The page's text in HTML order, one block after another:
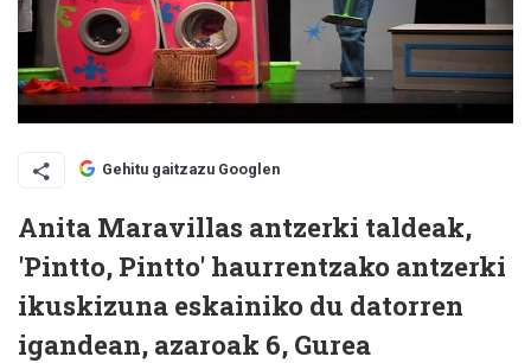
Gehitu gaitzazu Googlen
Anita Maravillas antzerki taldeak,
'Pintto, Pintto' haurrentzako antzerki
ikuskizuna eskainiko du datorren
igandean, azaroak 6, Gurea